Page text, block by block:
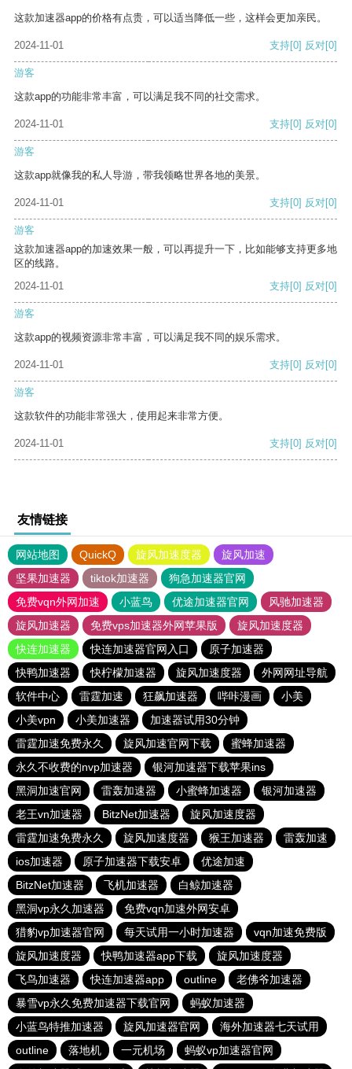
这款加速器app的价格有点贵，可以适当降低一些，这样会更加亲民。
2024-11-01 支持[0] 反对[0]
游客
这款app的功能非常丰富，可以满足我不同的社交需求。
2024-11-01 支持[0] 反对[0]
游客
这款app就像我的私人导游，带我领略世界各地的美景。
2024-11-01 支持[0] 反对[0]
游客
这款加速器app的加速效果一般，可以再提升一下，比如能够支持更多地
区的线路。
2024-11-01
支持[0] 反对[0]
游客
这款app的视频资源非常丰富，可以满足我不同的娱乐需求。
2024-11-01 支持[0] 反对[0]
游客
这款软件的功能非常强大，使用起来非常方便。
2024-11-01 支持[0] 反对[0]
友情链接
网站地图 QuickQ 旋风加速度器
旋风加速
坚果加速器
tiktok加速器
狗急加速器官网
免费vqn外网加速
小蓝鸟 优途加速器官网
风驰加速器
旋风加速器
免费vps加速器外网苹果版
旋风加速度器
快连加速器
快连加速器官网入口
原子加速器
快鸭加速器
快柠檬加速器 旋风加速度器
外网网址导航
软件中心
雷霆加速 狂飙加速器 哔咔漫画
小美
小美vpn
小美加速器
加速器试用30分钟
雷霆加速免费永久
旋风加速官网下载
蜜蜂加速器
永久不收费的nvp加速器
银河加速器下载苹果ins
黑洞加速官网
雷轰加速器 小蜜蜂加速器
银河加速器
老王vn加速器
BitzNet加速器
旋风加速度器
雷霆加速免费永久
旋风加速度器 猴王加速器
雷轰加速
ios加速器
原子加速器下载安卓
优途加速
BitzNet加速器
飞机加速器
白鲸加速器
黑洞vp永久加速器
免费vqn加速外网安卓
猎豹vp加速器官网
每天试用一小时加速器
vqn加速免费版
旋风加速度器
快鸭加速器app下载
旋风加速度器
飞鸟加速器
快连加速器app outline
老佛爷加速器
暴雪vp永久免费加速器下载官网
蚂蚁加速器
小蓝鸟特推加速器
旋风加速器官网
海外加速器七天试用
outline
落地机 一元机场
蚂蚁vp加速器官网